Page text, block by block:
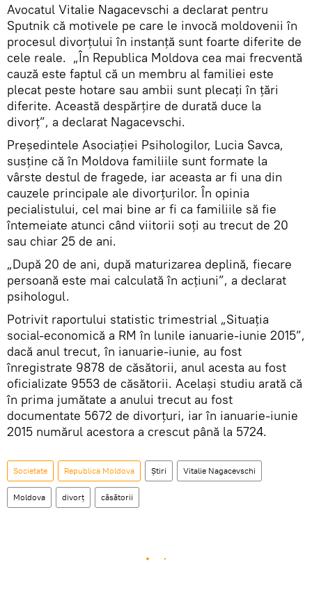
Avocatul Vitalie Nagacevschi a declarat pentru
Sputnik că motivele pe care le invocă moldovenii în
procesul divorţului în instanţă sunt foarte diferite de
cele reale. „În Republica Moldova cea mai frecventă
cauză este faptul că un membru al familiei este
plecat peste hotare sau ambii sunt plecați în țări
diferite. Această despărțire de durată duce la
divorț”, a declarat Nagacevschi.
Președintele Asociației Psihologilor, Lucia Savca,
susține că în Moldova familiile sunt formate la
vârste destul de fragede, iar aceasta ar fi una din
cauzele principale ale divorțurilor. În opinia
pecialistului, cel mai bine ar fi ca familiile să fie
întemeiate atunci când viitorii soți au trecut de 20
sau chiar 25 de ani.
„După 20 de ani, după maturizarea deplină, fiecare
persoană este mai calculată în acțiuni”, a declarat
psihologul.
Potrivit raportului statistic trimestrial „Situaţia
social-economică a RM în lunile ianuarie-iunie 2015”,
dacă anul trecut, în ianuarie-iunie, au fost
înregistrate 9878 de căsătorii, anul acesta au fost
oficializate 9553 de căsătorii. Acelaşi studiu arată că
în prima jumătate a anului trecut au fost
documentate 5672 de divorţuri, iar în ianuarie-iunie
2015 numărul acestora a crescut până la 5724.
Societate Republica Moldova Știri Vitalie Nagacevschi
Moldova divorţ căsătorii